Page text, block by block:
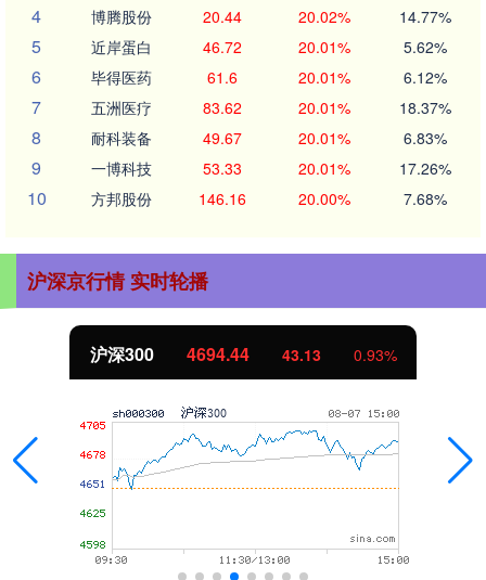
4 博腾股份 20.44 20.02% 14.77%
5 近岸蛋白 46.72 20.01% 5.62%
6 毕得医药 61.6 20.01% 6.12%
7 五洲医疗 83.62 20.01% 18.37%
8 耐科装备 49.67 20.01% 6.83%
9 一博科技 53.33 20.01% 17.26%
10 方邦股份 146.16 20.00% 7.68%
沪深京行情 实时轮播
北证50 1134.24 11.37 1.01%